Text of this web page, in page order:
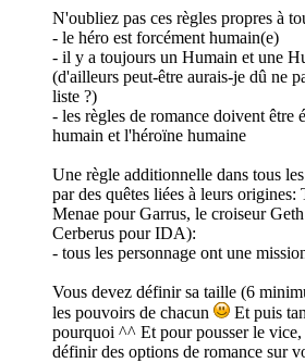
N'oubliez pas ces règles propres à
- le héro est forcément humain(e)
- il y a toujours un Humain et une
(d'ailleurs peut-être aurais-je dû ne
liste ?)
- les règles de romance doivent être
humain et l'héroïne humaine
Une règle additionnelle dans tous
par des quêtes liées à leurs origines:
Menae pour Garrus, le croiseur
Cerberus pour IDA):
- tous les personnage ont une
Vous devez définir sa taille (6
les pouvoirs de chacun
Et puis
pourquoi ^^ Et pour pousser le vice,
définir des options de romance sur